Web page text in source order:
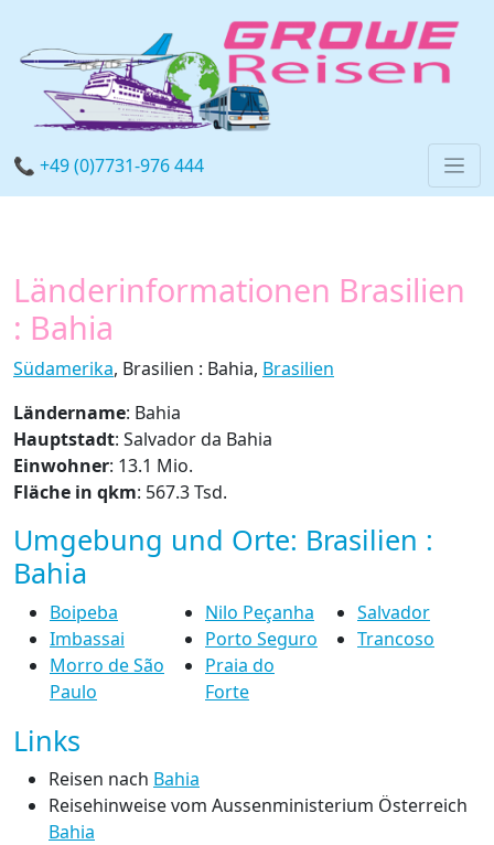
📞 +49 (0)7731-976 444
Länderinformationen Brasilien
: Bahia
Südamerika, Brasilien : Bahia, Brasilien
Ländername: Bahia
Hauptstadt: Salvador da Bahia
Einwohner: 13.1 Mio.
Fläche in qkm: 567.3 Tsd.
Umgebung und Orte: Brasilien :
Bahia
Boipeba
Imbassai
Morro de São
Paulo
Nilo Peçanha
Porto Seguro
Praia do
Forte
Salvador
Trancoso
Links
Reisen nach Bahia
Reisehinweise vom Aussenministerium Österreich
Bahia